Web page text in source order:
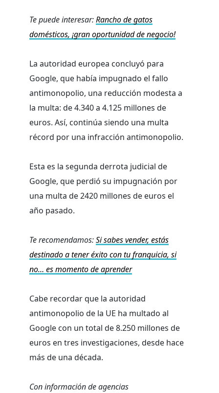
Te puede interesar:Rancho de gatos
domésticos, ¡gran oportunidad de negocio!
La autoridad europea concluyó para
Google, que había impugnado el fallo
antimonopolio, una reducción modesta a
la multa: de 4.340 a 4.125 millones de
euros. Así, continúa siendo una multa
récord por una infracción antimonopolio.
Esta es la segunda derrota judicial de
Google, que perdió su impugnación por
una multa de 2420 millones de euros el
año pasado.
Te recomendamos:Si sabes vender, estás
destinado a tener éxito con tu franquicia, si
no… es momento de aprender
Cabe recordar que la autoridad
antimonopolio de la UE ha multado al
Google con un total de 8.250 millones de
euros en tres investigaciones, desde hace
más de una década.
Con información de agencias